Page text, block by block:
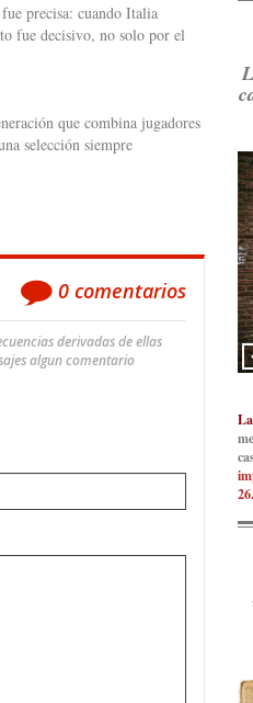
precisa: cuando Italia
fue decisivo, no solo por el
que combina jugadores
selección siempre
0 comentarios
derivadas de ellas
algun comentario